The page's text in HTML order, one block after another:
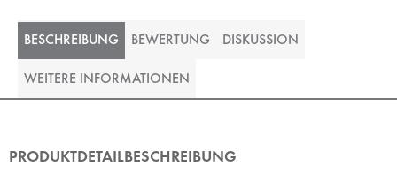
BESCHREIBUNG BEWERTUNG DISKUSSION
WEITERE INFORMATIONEN
PRODUKTDETAILBESCHREIBUNG